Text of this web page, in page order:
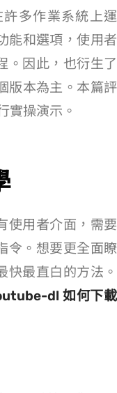
在許多作業系統上運
泛的功能和選項，使用者
。因此，也衍生了
dl-gui 四個版本為主。本篇評
實操演示。
有使用者介面，需要
指令。想要更全面瞭
快最直白的方法。
dl 如何下載